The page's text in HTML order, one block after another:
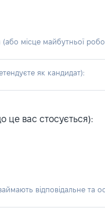
(або місце майбутньої
як кандидат):
це вас стосується):
відповідальне та